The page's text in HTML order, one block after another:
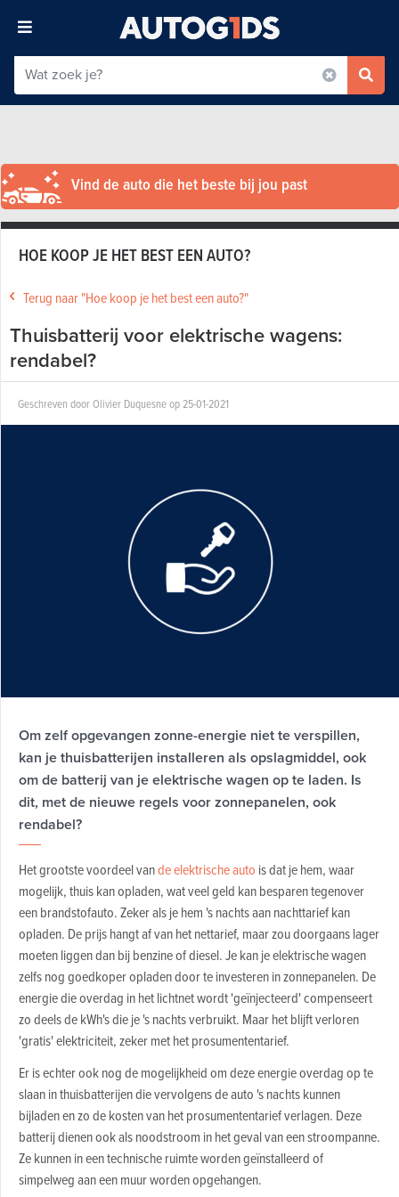
Vind de auto die het beste bij jou past
HOE KOOP JE HET BEST EEN AUTO?
Terug naar "Hoe koop je het best een auto?"
Thuisbatterij voor elektrische wagens:
rendabel?
Geschreven door Olivier Duquesne op 25-01-2021
Om zelf opgevangen zonne-energie niet te verspillen,
kan je thuisbatterijen installeren als opslagmiddel, ook
om de batterij van je elektrische wagen op te laden. Is
dit, met de nieuwe regels voor zonnepanelen, ook
rendabel?
Het grootste voordeel vande elektrische auto is dat je hem, waar
mogelijk, thuis kan opladen, wat veel geld kan besparen tegenover
een brandstofauto. Zeker als je hem 's nachts aan nachttarief kan
opladen. De prijs hangt af van het nettarief, maar zou doorgaans lager
moeten liggen dan bij benzine of diesel. Je kan je elektrische wagen
zelfs nog goedkoper opladen door te investeren in zonnepanelen. De
energie die overdag in het lichtnet wordt 'geïnjecteerd' compenseert
zo deels de kWh's die je 's nachts verbruikt. Maar het blijft verloren
'gratis' elektriciteit, zeker met het prosumententarief.
Er is echter ook nog de mogelijkheid om deze energie overdag op te
slaan in thuisbatterijen die vervolgens de auto 's nachts kunnen
bijladen en zo de kosten van het prosumententarief verlagen. Deze
batterij dienen ook als noodstroom in het geval van een stroompanne.
Ze kunnen in een technische ruimte worden geïnstalleerd of
simpelweg aan een muur worden opgehangen.